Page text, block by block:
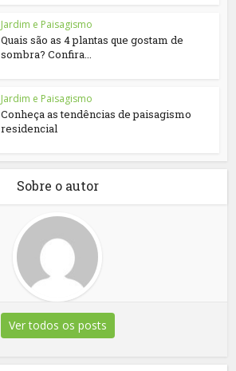
Jardim e Paisagismo
Quais são as 4 plantas que gostam de
sombra? Confira...
Jardim e Paisagismo
Conheça as tendências de paisagismo
residencial
Sobre o autor
Ver todos os posts